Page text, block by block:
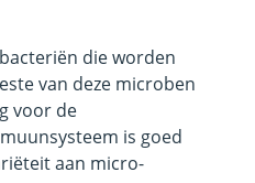
die worden
van deze microben
voor de
is goed
aan micro-